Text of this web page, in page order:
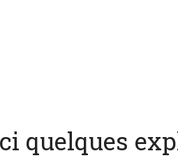
quelques